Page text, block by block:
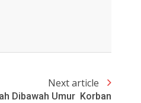
Next article
Dibawah Umur Korban